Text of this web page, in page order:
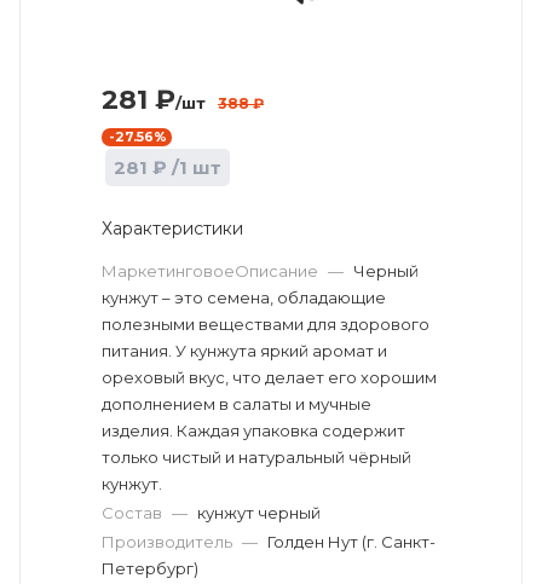
281 ₽/шт 388₽
-27.56%
281 ₽ /1 шт
Характеристики
МаркетинговоеОписание — Черный
кунжут – это семена, обладающие
полезными веществами для здорового
питания. У кунжута яркий аромат и
ореховый вкус, что делает его хорошим
дополнением в салаты и мучные
изделия. Каждая упаковка содержит
только чистый и натуральный чёрный
кунжут.
Состав — кунжут черный
Производитель — Голден Нут (г. Санкт-
Петербург)